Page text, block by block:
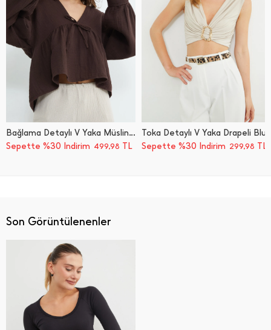
Bağlama Detaylı V Yaka Müslin Kumaş Bluz
Sepette %30 İndirim 499,98 TL
Toka Detaylı V Yaka Drapeli Bluz
Sepette %30 İndirim 299,98 TL
Son Görüntülenenler